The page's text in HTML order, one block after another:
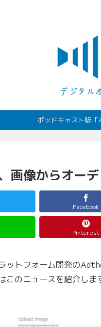
ポッドキャスト版
画像からオー
Facebook
Pinterest
ットフォーム開発の
このニュースを紹介しま